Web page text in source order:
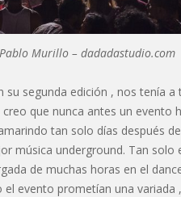
Murillo – dadadastudio.com
segunda edición , nos tenía
que nunca antes un evento
tan solo días después
música underground. Tan solo
de muchas horas en el
evento prometían una variada